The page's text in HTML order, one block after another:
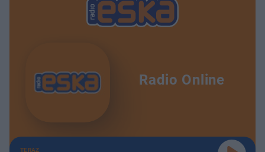
Radio Online
TERAZ